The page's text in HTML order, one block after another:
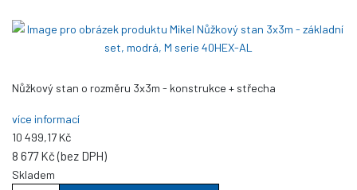
Nůžkový stan o rozměru 3x3m - konstrukce + střecha
více informací
10 499,17 Kč
8 677 Kč (bez DPH)
Skladem